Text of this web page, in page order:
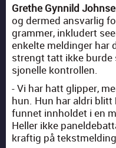
Grethe Gyn­nild
og dermed ans­varlig
gram­mer, inklud­ert
enkelte meldinger har
strengt tatt ikke
sjonelle kon­trollen.
- Vi har hatt glip­per,
hun. Hun har aldri
fun­net innhold­et i en
Heller ikke
kraftig på